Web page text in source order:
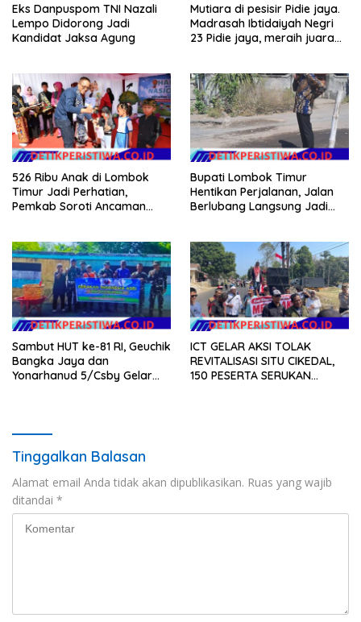
Eks Danpuspom TNI Nazali
Lempo Didorong Jadi
Kandidat Jaksa Agung
Mutiara di pesisir Pidie jaya.
Madrasah Ibtidaiyah Negri
23 Pidie jaya, meraih juara
526 Ribu Anak di Lombok
Timur Jadi Perhatian,
Pemkab Soroti Ancaman
Bupati Lombok Timur
Hentikan Perjalanan, Jalan
Berlubang Langsung Jadi
Sambut HUT ke-81 RI, Geuchik
Bangka Jaya dan
Yonarhanud 5/Csby Gelar
ICT GELAR AKSI TOLAK
REVITALISASI SITU CIKEDAL,
150 PESERTA SERUKAN
Tinggalkan Balasan
Alamat email Anda tidak akan dipublikasikan. Ruas yang wajib
ditandai *